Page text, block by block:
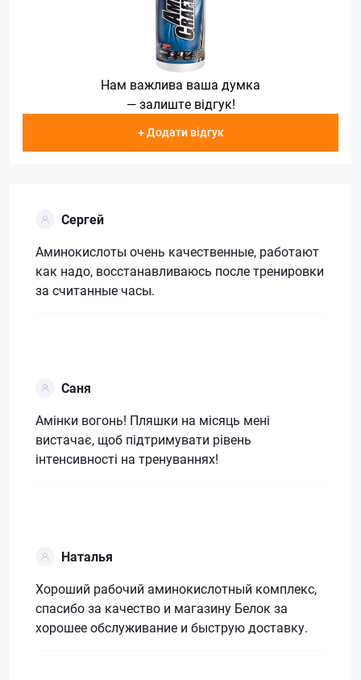
Нам важлива ваша думка
— залиште відгук!
+ Додати відгук
Сергей
Аминокислоты очень качественные, работают
как надо, восстанавливаюсь после тренировки
за считанные часы.
Саня
Амінки вогонь! Пляшки на місяць мені
вистачає, щоб підтримувати рівень
інтенсивності на тренуваннях!
Наталья
Хороший рабочий аминокислотный комплекс,
спасибо за качество и магазину Белок за
хорошее обслуживание и быструю доставку.